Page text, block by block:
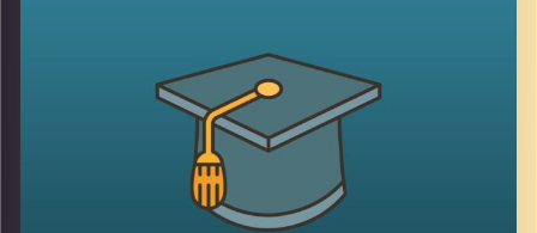
אז כחלק מהמאמצים לספק הזדמנות שווה לתושבי העוטף
להשתלב בהייטק ולחזק את הדרום בתקופה הזו ולמרות
שהענף מתמודד עם ירידה בגיוסי ההון, בית הספר להייטק של
גוגל ואוניברסיטת רייכמן, בשיתוף עם אמדוקס ישראל ועיריית
שדרות, השיקו בימים אלו שלוחה של בית הספר להייטק